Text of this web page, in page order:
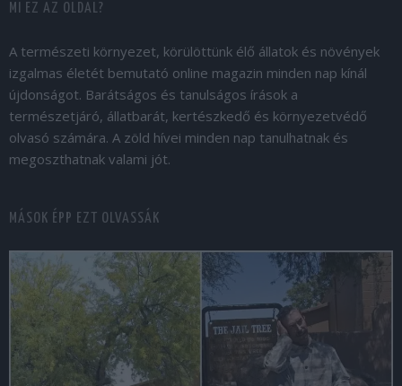
MI EZ AZ OLDAL?
A természeti környezet, körülöttünk élő állatok és növények
izgalmas életét bemutató online magazin minden nap kínál
újdonságot. Barátságos és tanulságos írások a
természetjáró, állatbarát, kertészkedő és környezetvédő
olvasó számára. A zöld hívei minden nap tanulhatnak és
megoszthatnak valami jót.
MÁSOK ÉPP EZT OLVASSÁK